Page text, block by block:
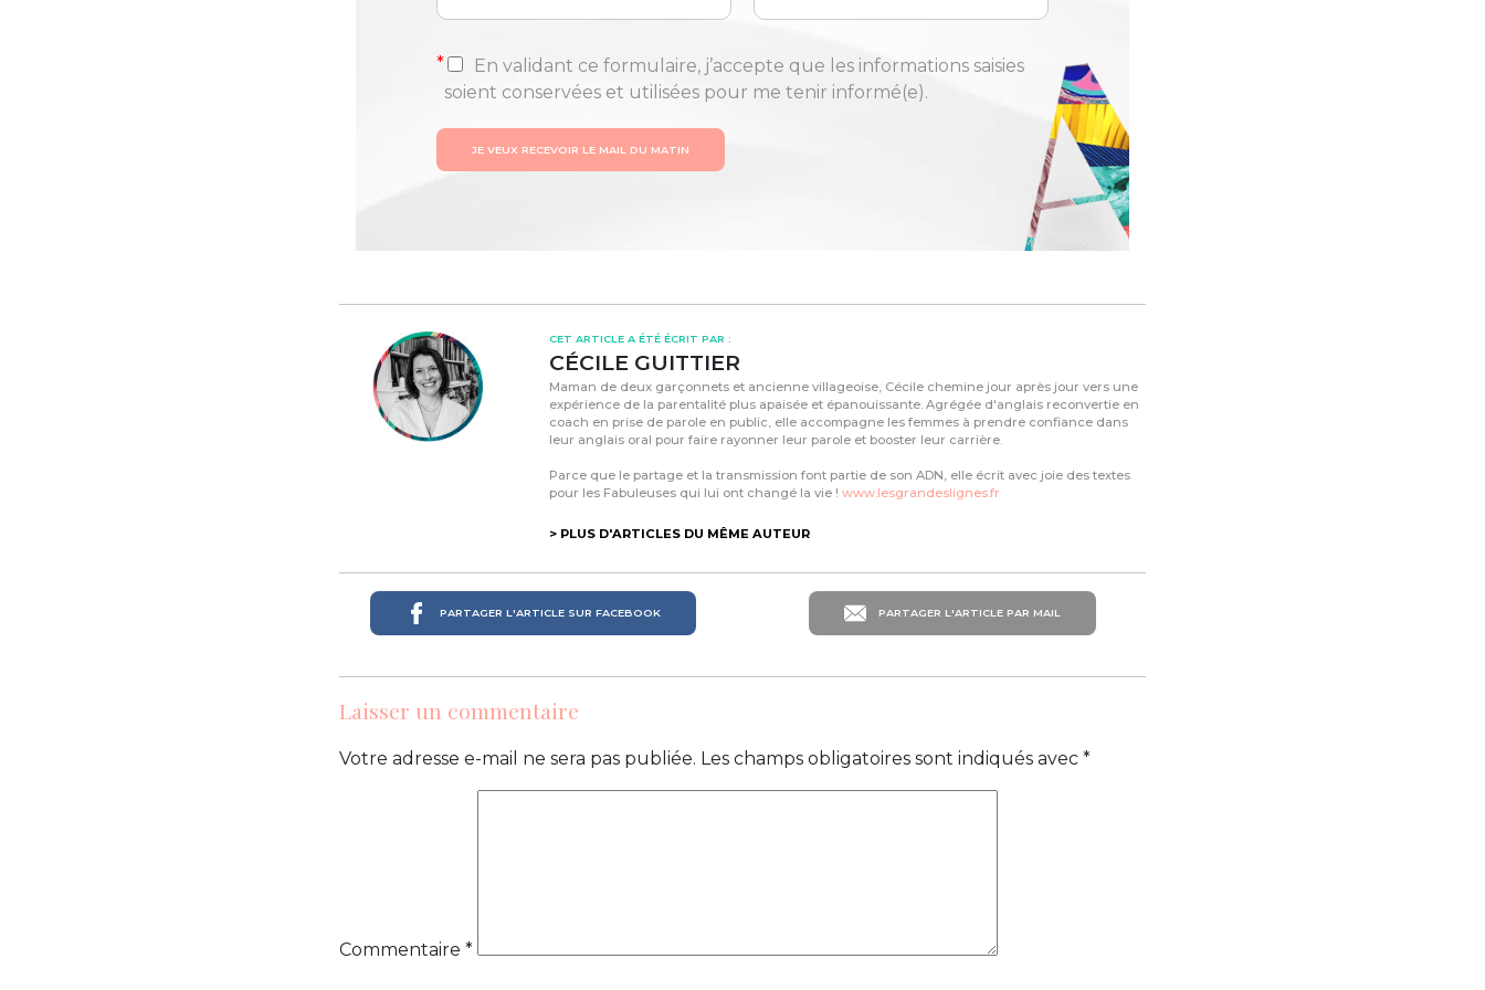
*
En validant ce formulaire, j’accepte que les informations saisies
soient conservées et utilisées pour me tenir informé(e).
JE VEUX RECEVOIR LE MAIL DU MATIN
CET ARTICLE A ÉTÉ ÉCRIT PAR :
CÉCILE GUITTIER
Maman de deux garçonnets et ancienne villageoise, Cécile chemine jour après jour vers une
expérience de la parentalité plus apaisée et épanouissante. Agrégée d'anglais reconvertie en
coach en prise de parole en public, elle accompagne les femmes à prendre confiance dans
leur anglais oral pour faire rayonner leur parole et booster leur carrière.
Parce que le partage et la transmission font partie de son ADN, elle écrit avec joie des textes
pour les Fabuleuses qui lui ont changé la vie ! www.lesgrandeslignes.fr
> PLUS D'ARTICLES DU MÊME AUTEUR
PARTAGER L'ARTICLE SUR FACEBOOK PARTAGER L'ARTICLE PAR MAIL
Laisser un commentaire
Votre adresse e-mail ne sera pas publiée. Les champs obligatoires sont indiqués avec *
Commentaire *